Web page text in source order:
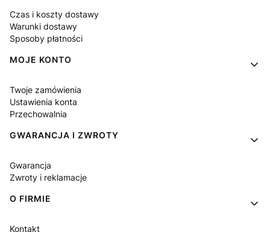
Czas i koszty dostawy
Warunki dostawy
Sposoby płatności
MOJE KONTO
Twoje zamówienia
Ustawienia konta
Przechowalnia
GWARANCJA I ZWROTY
Gwarancja
Zwroty i reklamacje
O FIRMIE
Kontakt